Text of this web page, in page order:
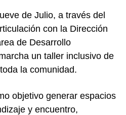
de Julio, a través del
con la Dirección
de Desarrollo
un taller inclusivo de
la comunidad.
objetivo generar espacios
y encuentro,